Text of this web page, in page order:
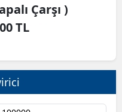
Çarşı )
TL